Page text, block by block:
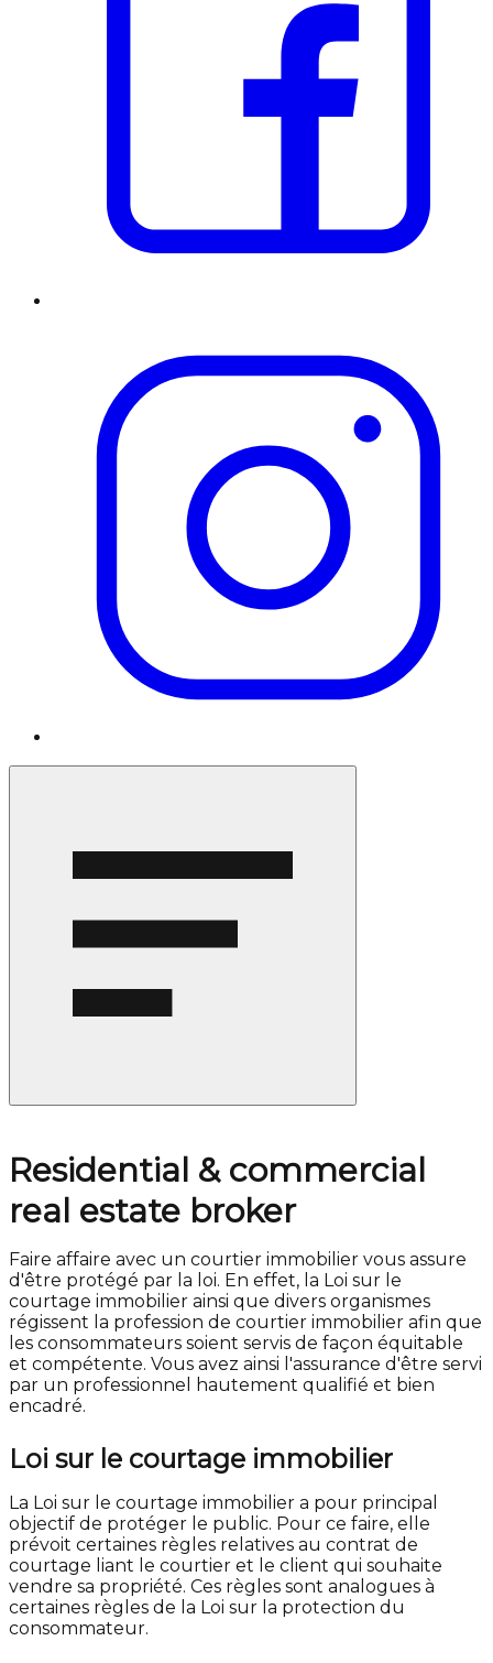
Residential & commercial
real estate broker
Faire affaire avec un courtier immobilier vous assure
d'être protégé par la loi. En effet, la Loi sur le
courtage immobilier ainsi que divers organismes
régissent la profession de courtier immobilier afin que
les consommateurs soient servis de façon équitable
et compétente. Vous avez ainsi l'assurance d'être servi
par un professionnel hautement qualifié et bien
encadré.
Loi sur le courtage immobilier
La Loi sur le courtage immobilier a pour principal
objectif de protéger le public. Pour ce faire, elle
prévoit certaines règles relatives au contrat de
courtage liant le courtier et le client qui souhaite
vendre sa propriété. Ces règles sont analogues à
certaines règles de la Loi sur la protection du
consommateur.